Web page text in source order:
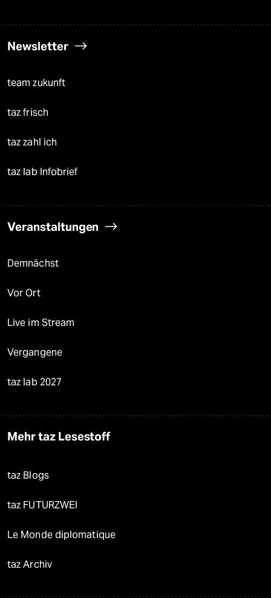
Newsletter
team zukunft
taz frisch
taz zahl ich
taz lab Infobrief
Veranstaltungen
Demnächst
Vor Ort
Live im Stream
Vergangene
taz lab 2027
Mehr taz Lesestoff
taz Blogs
taz FUTURZWEI
Le Monde diplomatique
taz Archiv